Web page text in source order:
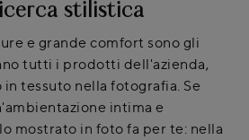
stilistica
e grande comfort sono gli
tutti i prodotti dell'azienda,
tessuto nella fotografia. Se
intima e
mostrato in foto fa per te: nella